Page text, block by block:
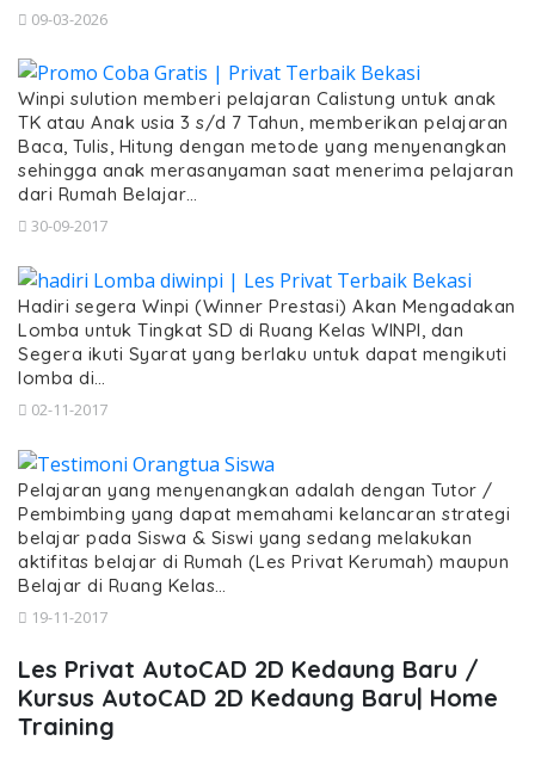
09-03-2026
Winpi sulution memberi pelajaran Calistung untuk anak
TK atau Anak usia 3 s/d 7 Tahun, memberikan pelajaran
Baca, Tulis, Hitung dengan metode yang menyenangkan
sehingga anak merasanyaman saat menerima pelajaran
dari Rumah Belajar…
30-09-2017
Hadiri segera Winpi (Winner Prestasi) Akan Mengadakan
Lomba untuk Tingkat SD di Ruang Kelas WINPI, dan
Segera ikuti Syarat yang berlaku untuk dapat mengikuti
lomba di…
02-11-2017
Pelajaran yang menyenangkan adalah dengan Tutor /
Pembimbing yang dapat memahami kelancaran strategi
belajar pada Siswa & Siswi yang sedang melakukan
aktifitas belajar di Rumah (Les Privat Kerumah) maupun
Belajar di Ruang Kelas…
19-11-2017
Les Privat AutoCAD 2D Kedaung Baru /
Kursus AutoCAD 2D Kedaung Baru| Home
Training